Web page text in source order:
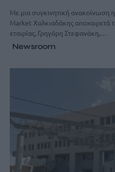
Με μια συγκινητική ανακοίνωση
Market Χαλκιαδάκης αποχαιρετά
εταιρίας, Γρηγόρη Στεφανάκη,…
Newsroom